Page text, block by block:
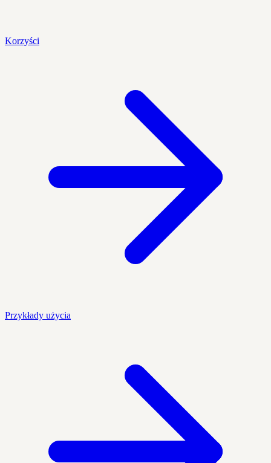
Korzyści
Przykłady użycia